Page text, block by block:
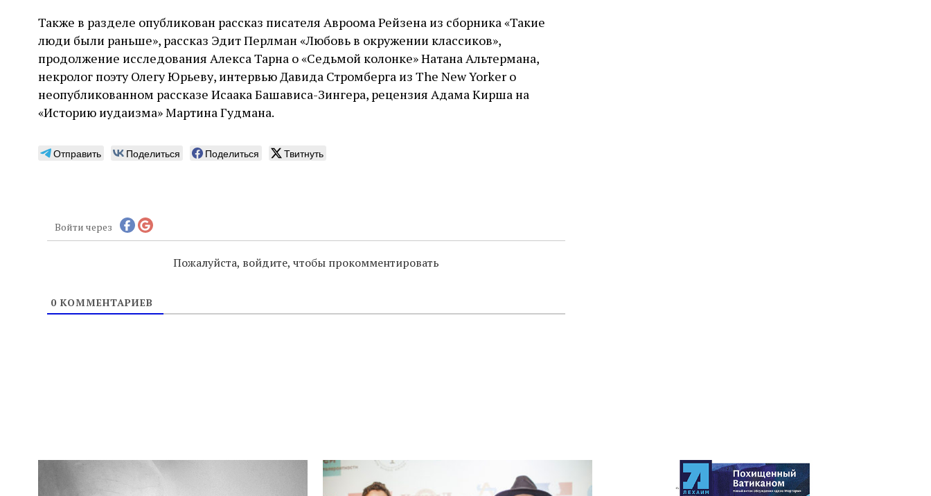
Также в разделе опубликован рассказ писателя Авроома Рейзена из сборника «Такие
люди были раньше», рассказ Эдит Перлман «Любовь в окружении классиков»,
продолжение исследования Алекса Тарна о «Седьмой колонке» Натана Альтермана,
некролог поэту Олегу Юрьеву, интервью Давида Стромберга из The New Yorker о
неопубликованном рассказе Исаака Башависа-Зингера, рецензия Адама Кирша на
«Историю иудаизма» Мартина Гудмана.
Отправить Поделиться Поделиться Твитнуть
Войти через
Пожалуйста, войдите, чтобы прокомментировать
0КОММЕНТАРИЕВ